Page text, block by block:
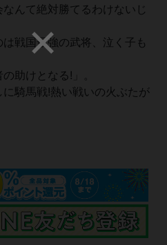
んて絶対勝てるわけないじ
戦国最強の武将、泣く子も
助けとなる!」。
騎馬戦!熱い戦いの火ぶたが